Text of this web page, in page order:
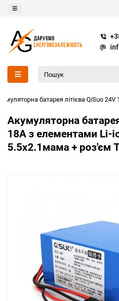
батарея літієва QiSuo
Акумуляторна
18A з елементами Li-
5.5x2.1мама + роз'єм